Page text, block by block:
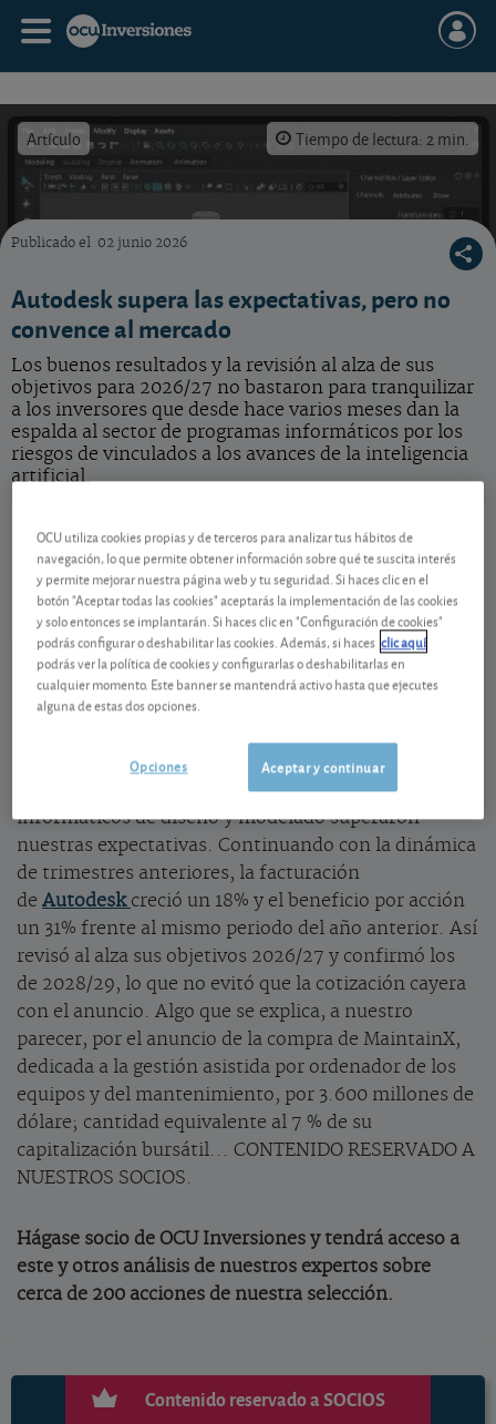
Artículo Tiempo de lectura: 2 min.
Imagen creada con IA. Los resultados de Autodesk son alentadores, pero la acción cae,
Publicado el 02 junio 2026
Autodesk supera las expectativas, pero no
convence al mercado
Los buenos resultados y la revisión al alza de sus
objetivos para 2026/27 no bastaron para tranquilizar
a los inversores que desde hace varios meses dan la
espalda al sector de programas informáticos por los
riesgos de vinculados a los avances de la inteligencia
artificial.
US0527691069
07/08/2026 Nasdaq
6,61 USD (2,73 %)
Ver detalladamente
La inteligencia artificial sigue presionando
al sector del software
Los resultados del primer trimestre de 2026/27
(cierre anual 31/01) del especialista en programas
informáticos de diseño y modelado superaron
nuestras expectativas. Continuando con la dinámica
de trimestres anteriores, la facturación
de Autodesk creció un 18% y el beneficio por acción
un 31% frente al mismo periodo del año anterior. Así
revisó al alza sus objetivos 2026/27 y confirmó los
de 2028/29, lo que no evitó que la cotización cayera
con el anuncio. Algo que se explica, a nuestro
parecer, por el anuncio de la compra de MaintainX,
dedicada a la gestión asistida por ordenador de los
equipos y del mantenimiento, por 3.600 millones de
dólare; cantidad equivalente al 7 % de su
capitalización bursátil... CONTENIDO RESERVADO A
NUESTROS SOCIOS.
Hágase socio de OCU Inversiones y tendrá acceso a
este y otros análisis de nuestros expertos sobre
cerca de 200 acciones de nuestra selección.
Contenido reservado a SOCIOS
OCU utiliza cookies propias y de terceros para analizar tus hábitos de
navegación, lo que permite obtener información sobre qué te suscita interés
y permite mejorar nuestra página web y tu seguridad. Si haces clic en el
botón "Aceptar todas las cookies" aceptarás la implementación de las cookies
y solo entonces se implantarán. Si haces clic en "Configuración de cookies"
podrás configurar o deshabilitar las cookies. Además, si haces clic aquí
podrás ver la política de cookies y configurarlas o deshabilitarlas en
cualquier momento. Este banner se mantendrá activo hasta que ejecutes
alguna de estas dos opciones.
Aceptar y continuar
Opciones